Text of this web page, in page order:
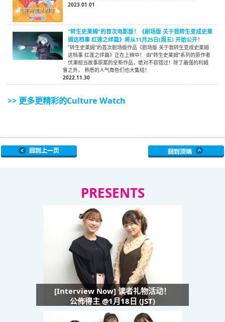
2023.01.01
"转生史莱姆"的首次电影版！《剧场版 关于我转生变成史莱
姆这档事 红莲之绊篇》将从11月25日(周五) 开始公开！
"转生史莱姆"的首次剧场版作品《剧场版 关于我转生变成史莱姆
这档事 红莲之绊篇》正在上映中！ 由“转生史莱姆”系列的原作者
伏濑担当故事原案的全新作品，绝对不容错过！除了最强的利姆
鲁之外， 熟悉的人气角色们也大集结！
2022.11.30
>> 更多更精彩的Culture Watch
PRESENTS
[Interview Now] 读者礼物活动！
公佈得主 @1月18日 (JST)